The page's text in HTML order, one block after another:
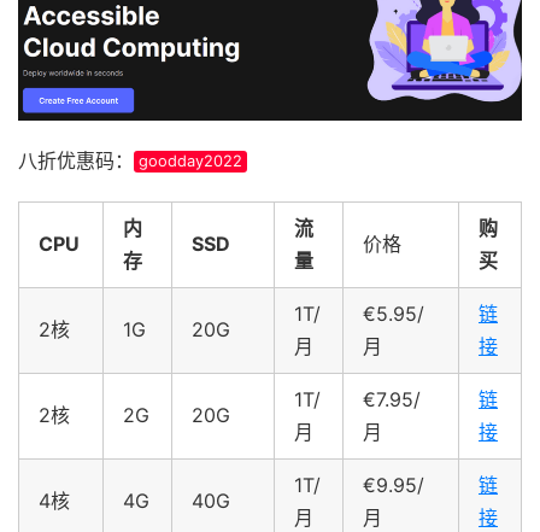
八折优惠码： goodday2022
CPU
内
存
SSD
流
量
价格
购
买
2核 1G 20G
1T/
月
€5.95/
月
链
接
2核 2G 20G
1T/
月
€7.95/
月
链
接
4核 4G 40G
1T/
月
€9.95/
月
链
接